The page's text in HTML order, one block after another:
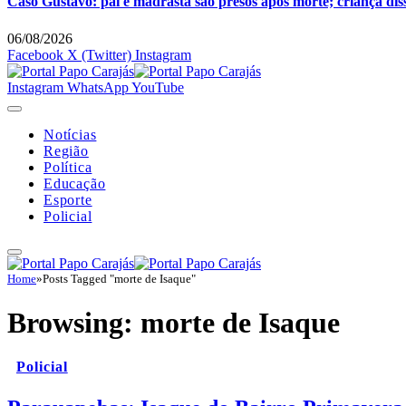
06/08/2026
Facebook X (Twitter) Instagram
Instagram WhatsAppYouTube
Notícias
Região
Política
Educação
Esporte
Policial
Home»Posts Tagged "morte de Isaque"
Browsing: morte de Isaque
Policial